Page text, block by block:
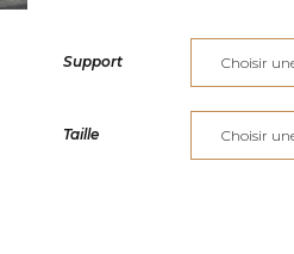
Support
Taille